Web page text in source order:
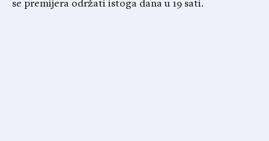
se premijera održati istoga dana u 19 sati.